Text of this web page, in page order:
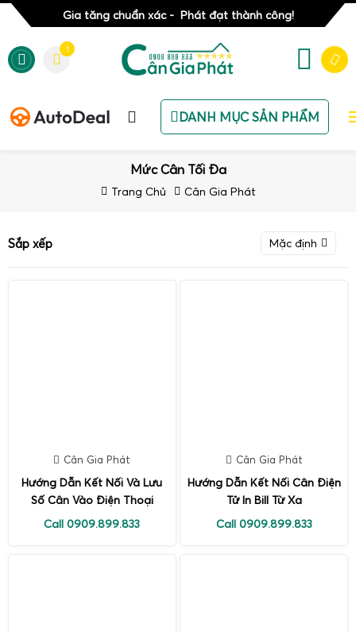
Gia tăng chuẩn xác - Phát đạt thành công!
1
DANH MỤC SẢN PHẨM
Mức Cân Tối Đa
Trang Chủ Cân Gia Phát
Sắp xếp Mặc định
Cân Gia Phát
Hướng Dẫn Kết Nối Và Lưu
Số Cân Vào Điện Thoại
Call 0909.899.833
Cân Gia Phát
Hướng Dẫn Kết Nối Cân Điện
Tử In Bill Từ Xa
Call 0909.899.833